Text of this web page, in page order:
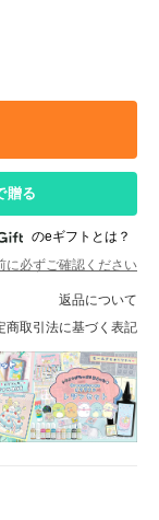
贈る
のeギフトとは？
に必ずご確認ください
返品について
商取引法に基づく表記